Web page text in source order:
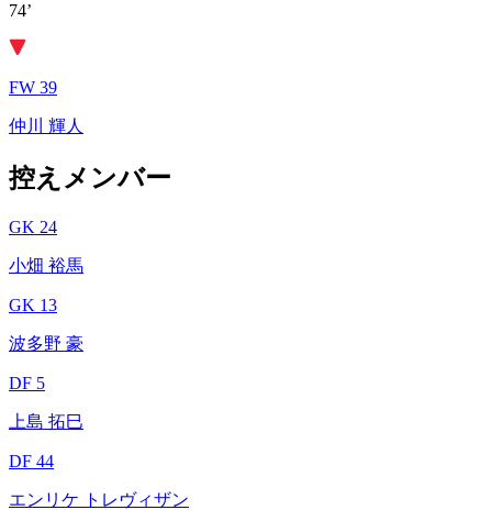
74’
FW 39
仲川 輝人
控えメンバー
GK 24
小畑 裕馬
GK 13
波多野 豪
DF 5
上島 拓巳
DF 44
エンリケ トレヴィザン